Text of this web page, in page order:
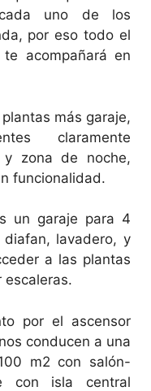
uno de los
por eso todo el
acompañará en
más garaje,
claramente
zona de noche,
funcionalidad.
un garaje para 4
lavadero, y
a las plantas
escaleras.
por el ascensor
conducen a una
m2 con salón-
con isla central